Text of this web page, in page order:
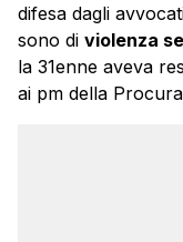
difesa dagli
sono di violenza
la 31enne aveva
ai pm della